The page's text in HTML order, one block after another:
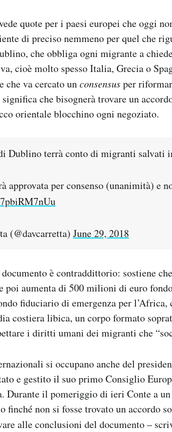
quote per i paesi europei che oggi
di preciso nemmeno per quel che
che obbliga ogni migrante a
cioè molto spesso Italia, Grecia o
che va cercato unconsensusper
significa che bisognerà trovare un
orientale blocchino ogni negoziato.
Dublino terrà conto di migranti salvati
approvata per consenso (unanimità) e
(@davcarretta) June 29, 2018
è contraddittorio: sostiene
poi aumenta di 500 milioni di euro
fiduciario di emergenza per l’Africa,
costiera libica, un corpo formato
i diritti umani dei migranti che
si occupano anche del
e gestito il suo primo Consiglio
Durante il pomeriggio di ieri Conte a
finché non si fosse trovato un accordo
alle conclusioni del documento –